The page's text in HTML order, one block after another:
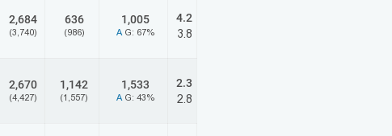
2,684
(3,740)
636
(986)
1,005
A G: 67%
4.2
3.8
2,670
(4,427)
1,142
(1,557)
1,533
A G: 43%
2.3
2.8